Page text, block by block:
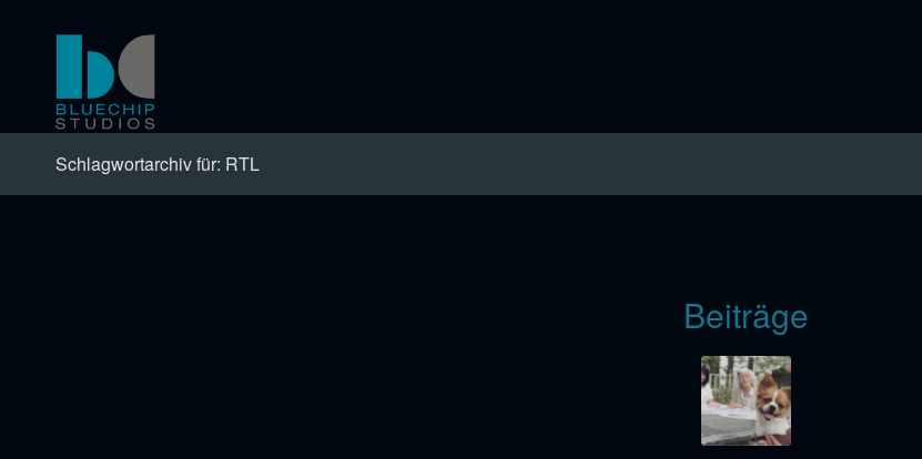
Schlagwortarchiv für: RTL
Beiträge